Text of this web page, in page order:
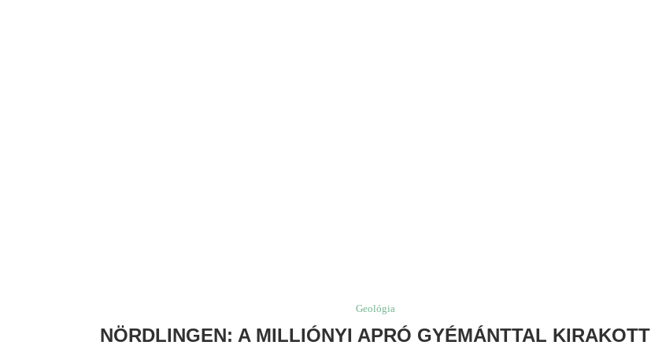
Geológia
NÖRDLINGEN: A MILLIÓNYI APRÓ GYÉMÁNTTAL KIRAKOTT